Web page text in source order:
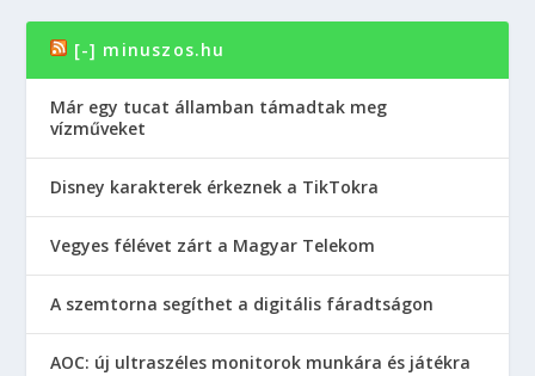
[-] minuszos.hu
Már egy tucat államban támadtak meg
vízműveket
Disney karakterek érkeznek a TikTokra
Vegyes félévet zárt a Magyar Telekom
A szemtorna segíthet a digitális fáradtságon
AOC: új ultraszéles monitorok munkára és játékra